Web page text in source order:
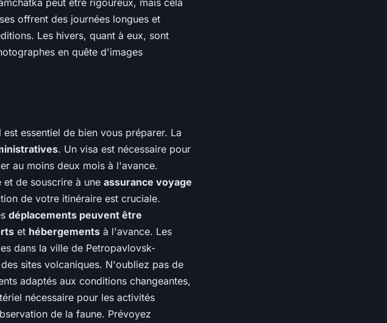
offrent des journées longues et
Les hivers, quant à eux, sont
en quête d'images
essentiel de bien vous préparer. La
. Un visa est nécessaire pour
au moins deux mois à l'avance.
de souscrire à une assurance voyage
de votre itinéraire est cruciale.
déplacements peuvent être
et hébergements à l'avance. Les
dans la ville de Petropavlovsk-
sites volcaniques. N'oubliez pas de
adaptés aux conditions changeantes,
nécessaire pour les activités
de la faune. Prévoyez